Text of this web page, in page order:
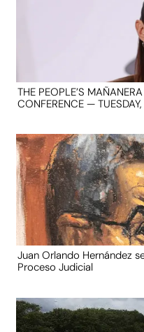
THE PEOPLE’S
CONFERENCE —
Juan Orlando Hernández
Proceso Judicial